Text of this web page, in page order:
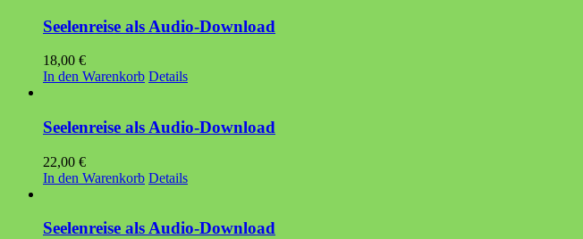
Seelenreise als Audio-Download
18,00 €
In den Warenkorb Details
Seelenreise als Audio-Download
22,00 €
In den Warenkorb Details
Seelenreise als Audio-Download